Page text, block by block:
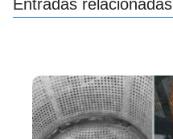
Entradas relacionadas